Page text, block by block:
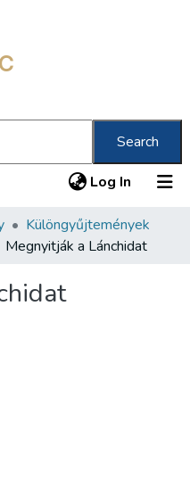
Search
Log In (current)
Különgyűjtemények
Megnyitják a Lánchidat